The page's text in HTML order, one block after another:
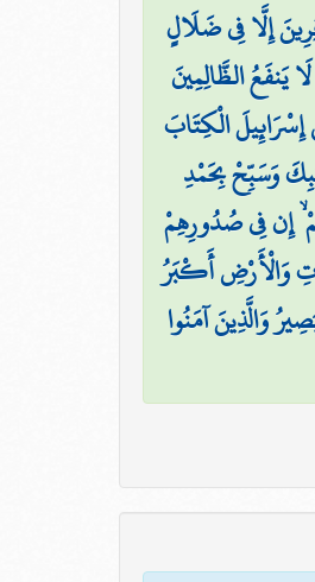
إِلَّا فِي ضَلَالٍ
يَنفَعُ الظَّالِمِينَ
إِسْرَائِيلَ الْكِتَابَ
وَسَبِّحْ بِحَمْدِ
إِن فِي صُدُورِهِمْ
وَالْأَرْضِ أَكْبَرُ
وَالَّذِينَ آمَنُوا